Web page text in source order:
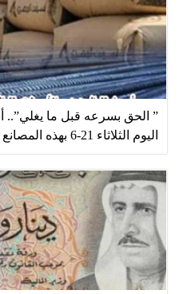
” الحق بسرعه قبل ما يغلي”..
اليوم الثلاثاء 21-6 بهذه المصانع بدون مشال